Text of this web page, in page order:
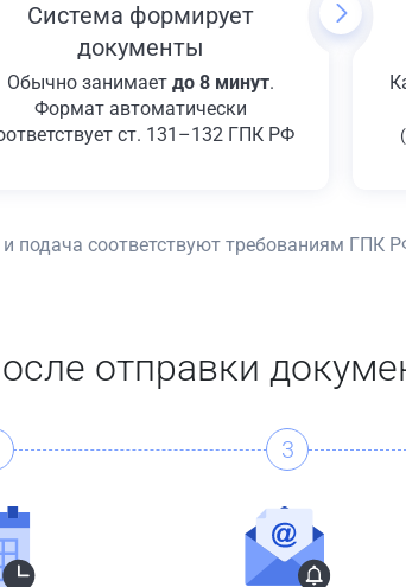
Система формирует
документы
Обычно занимает до 8 минут.
Формат автоматически
ст. 131–132 ГПК РФ
подача соответствуют требованиям ГПК
отправки
3